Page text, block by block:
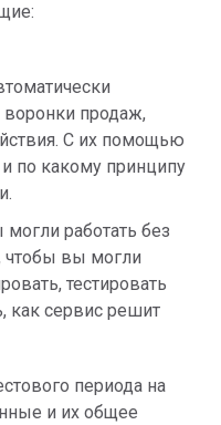
продаж,
С их помощью
по какому принципу
работать без
чтобы вы могли
тестировать
как сервис решит
периода на
и их общее